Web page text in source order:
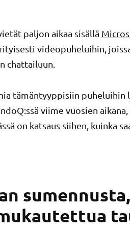
paljon aikaa sisällä
videopuheluihin,
chattailuun.
tämäntyyppisiin puheluihin
viime vuosien
on katsaus siihen, kuinka